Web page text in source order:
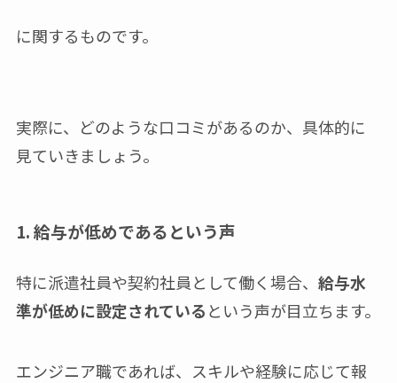
に関するものです。
実際に、どのような口コミがあるのか、具体的に
見ていきましょう。
1. 給与が低めであるという声
特に派遣社員や契約社員として働く場合、 給与水
準が低めに設定されているという声が目立ちます。
エンジニア職であれば、スキルや経験に応じて報